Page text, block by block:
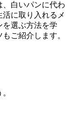
白いパンに代わ
に取り入れるメ
を選ぶ方法を学
ご紹介します。